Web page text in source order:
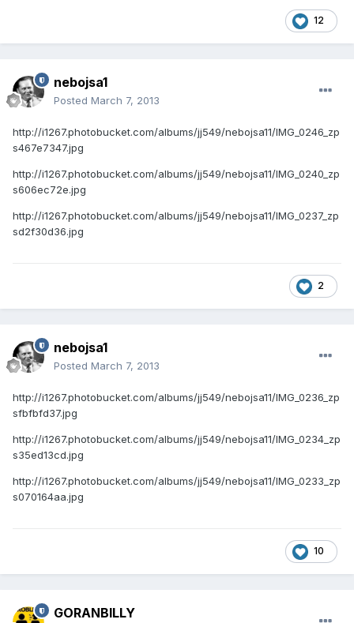
12
nebojsa1
Posted March 7, 2013
http://i1267.photobucket.com/albums/jj549/nebojsa11/IMG_0246_zp
s467e7347.jpg
http://i1267.photobucket.com/albums/jj549/nebojsa11/IMG_0240_zp
s606ec72e.jpg
http://i1267.photobucket.com/albums/jj549/nebojsa11/IMG_0237_zp
sd2f30d36.jpg
2
nebojsa1
Posted March 7, 2013
http://i1267.photobucket.com/albums/jj549/nebojsa11/IMG_0236_zp
sfbfbfd37.jpg
http://i1267.photobucket.com/albums/jj549/nebojsa11/IMG_0234_zp
s35ed13cd.jpg
http://i1267.photobucket.com/albums/jj549/nebojsa11/IMG_0233_zp
s070164aa.jpg
10
GORANBILLY